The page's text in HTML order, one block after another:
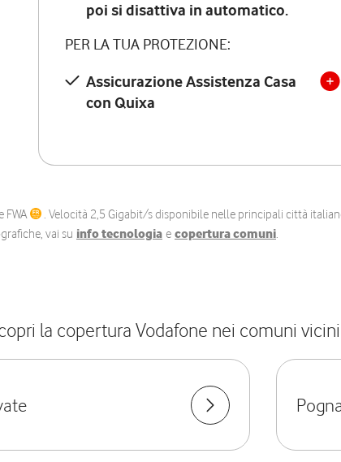
poi si disattiva in automatico.
PER LA TUA PROTEZIONE:
Assicurazione Assistenza Casa
con Quixa
FWA . Velocità 2,5 Gigabit/s disponibile nelle principali città
vai su info tecnologia e copertura comuni.
la copertura Vodafone nei comuni vicini